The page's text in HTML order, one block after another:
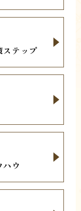
テップ
ウ